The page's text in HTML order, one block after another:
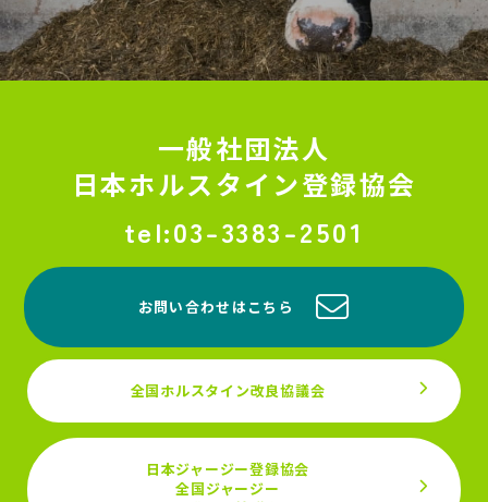
一般社団法人
日本ホルスタイン登録協会
03-3383-2501
お問い合わせはこちら
全国ホルスタイン改良協議会
日本ジャージー登録協会
全国ジャージー